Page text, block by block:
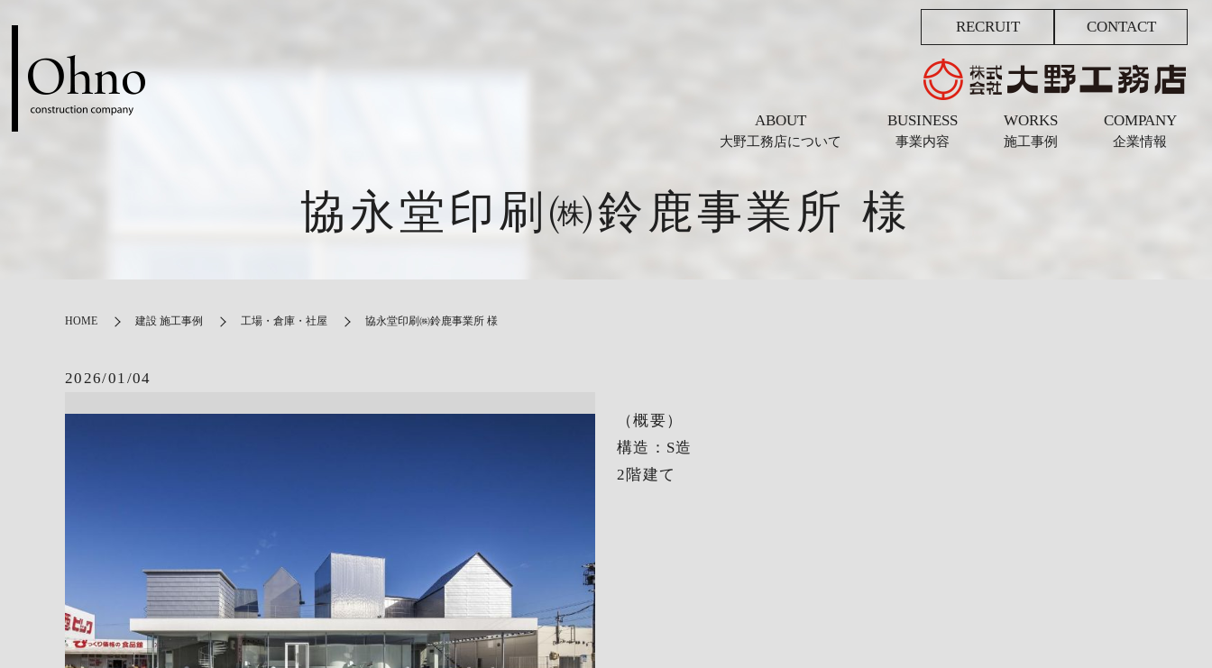
ABOUT
大野工務店について
BUSINESS
事業内容
WORKS
施工事例
COMPANY
企業情報
RECRUIT CONTACT
協永堂印刷㈱鈴鹿事業所 様
HOME 建設 施工事例 工場・倉庫・社屋 協永堂印刷㈱鈴鹿事業所 様
2026/01/04
（概要）
構造：S造
2階建て